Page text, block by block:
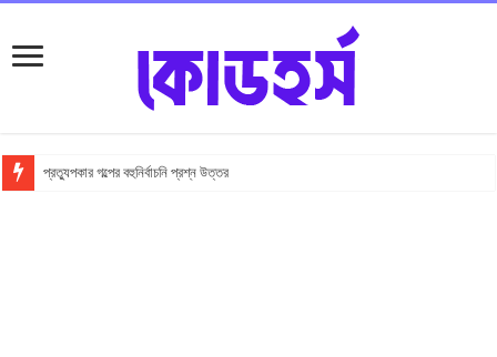
প্রত্যুপকার গল্পের বহুনির্বাচনি প্রশ্ন উত্তর